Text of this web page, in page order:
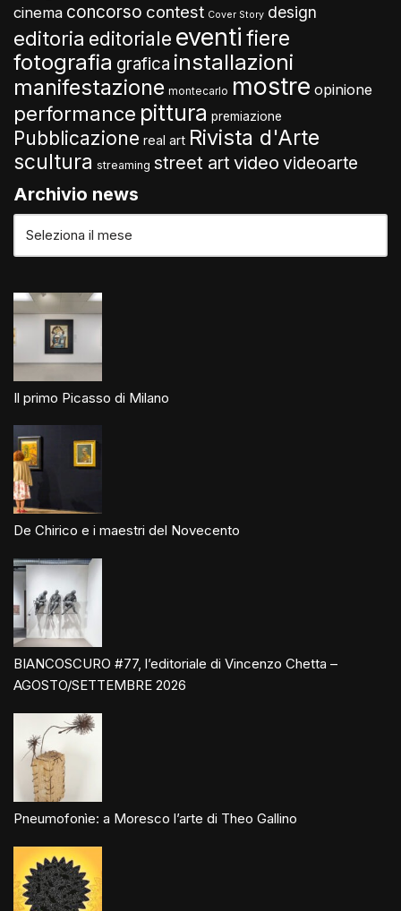
cinema concorso contest Cover Story design
editoria editoriale eventi fiere
fotografia grafica installazioni
manifestazione montecarlo mostre opinione
performance pittura premiazione
Pubblicazione real art Rivista d'Arte
scultura streaming street art video videoarte
Archivio news
Il primo Picasso di Milano
De Chirico e i maestri del Novecento
BIANCOSCURO #77, l’editoriale di Vincenzo Chetta –
AGOSTO/SETTEMBRE 2026
Pneumofonìe: a Moresco l’arte di Theo Gallino